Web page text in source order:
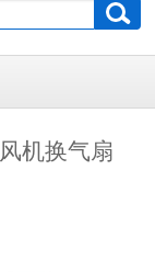
机换气扇